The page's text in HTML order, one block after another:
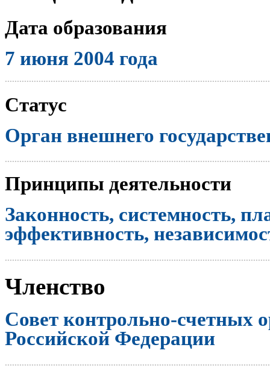
Дата образования
7 июня 2004 года
Статус
Орган внешнего
Принципы деятельности
Законность, системность,
эффективность,
Членство
Совет контрольно-счетных
Российской Федерации